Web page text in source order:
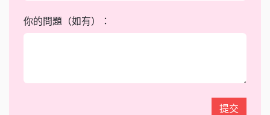
你的問題（如有）：
提交